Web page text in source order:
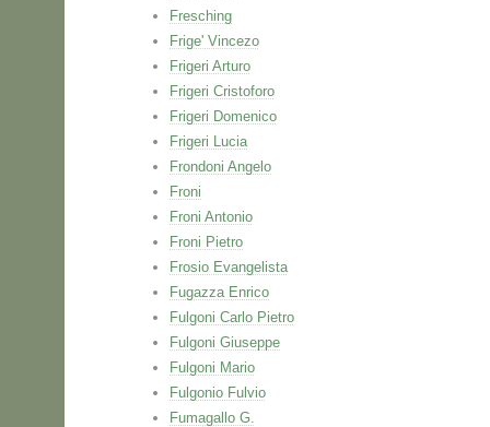
Fresching
Frige' Vincezo
Frigeri Arturo
Frigeri Cristoforo
Frigeri Domenico
Frigeri Lucia
Frondoni Angelo
Froni
Froni Antonio
Froni Pietro
Frosio Evangelista
Fugazza Enrico
Fulgoni Carlo Pietro
Fulgoni Giuseppe
Fulgoni Mario
Fulgonio Fulvio
Fumagallo G.